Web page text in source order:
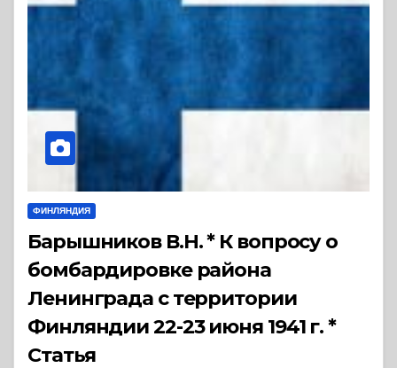
ФИНЛЯНДИЯ
Барышников В.Н. * К вопросу о
бомбардировке района
Ленинграда с территории
Финляндии 22-23 июня 1941 г. *
Статья